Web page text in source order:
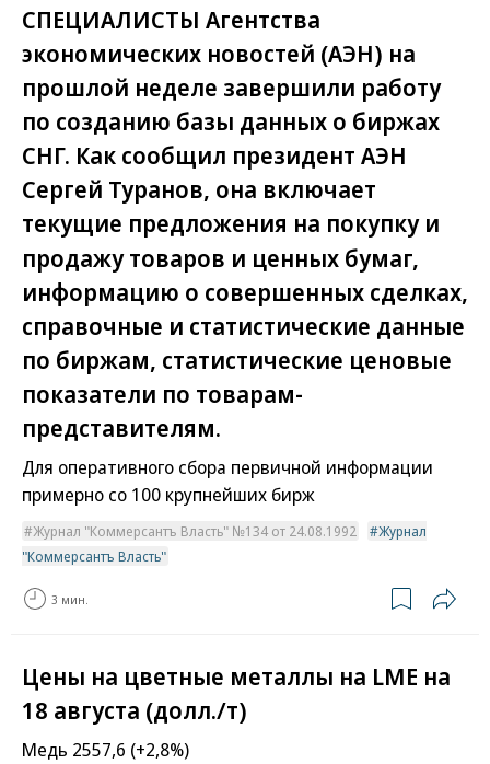
СПЕЦИАЛИСТЫ Агентства
экономических новостей (АЭН) на
прошлой неделе завершили работу
по созданию базы данных о биржах
СНГ. Как сообщил президент АЭН
Сергей Туранов, она включает
текущие предложения на покупку и
продажу товаров и ценных бумаг,
информацию о совершенных сделках,
справочные и статистические данные
по биржам, статистические ценовые
показатели по товарам-
представителям.
Для оперативного сбора первичной информации
примерно со 100 крупнейших бирж
Журнал "Коммерсантъ Власть" №134 от 24.08.1992
Журнал
"Коммерсантъ Власть"
3 мин.
Цены на цветные металлы на LME на
18 августа (долл./т)
Медь 2557,6 (+2,8%)